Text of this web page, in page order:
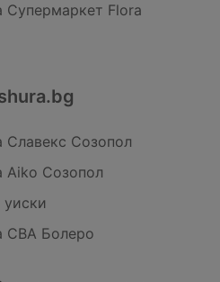
Супермаркет Flora
Славекс Созопол
Aiko Созопол
CBA Болеро